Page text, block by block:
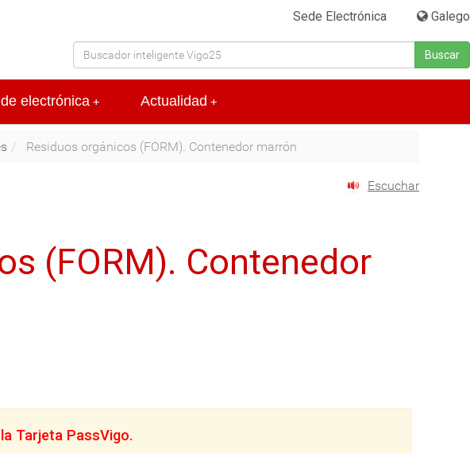
Sede Electrónica Galego
Buscar
+
electrónica +
Actualidad
Residuos orgánicos (FORM). Contenedor marrón
Escuchar
(FORM). Contenedor
Tarjeta PassVigo.